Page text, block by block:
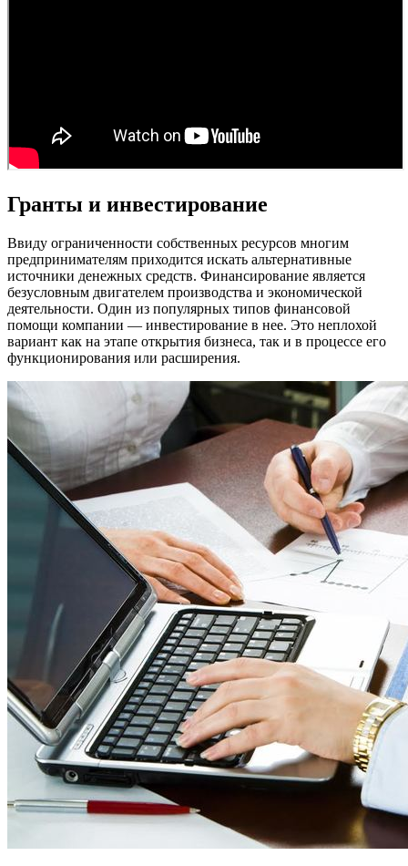
Гранты и инвестирование
Ввиду ограниченности собственных ресурсов многим
предпринимателям приходится искать альтернативные
источники денежных средств. Финансирование является
безусловным двигателем производства и экономической
деятельности. Один из популярных типов финансовой
помощи компании — инвестирование в нее. Это неплохой
вариант как на этапе открытия бизнеса, так и в процессе его
функционирования или расширения.